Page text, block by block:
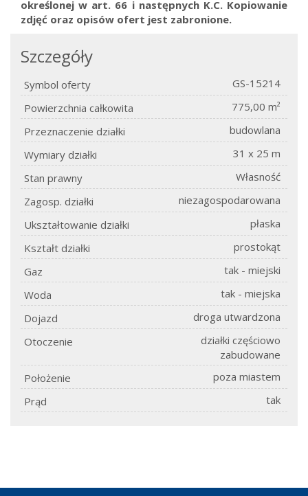
określonej w art. 66 i następnych K.C. Kopiowanie
zdjęć oraz opisów ofert jest zabronione.
Szczegóły
Symbol oferty
GS-15214
Powierzchnia całkowita
775,00 m²
Przeznaczenie działki
budowlana
Wymiary działki
31 x 25 m
Stan prawny
Własność
Zagosp. działki
niezagospodarowana
Ukształtowanie działki
płaska
Kształt działki
prostokąt
Gaz
tak - miejski
Woda
tak - miejska
Dojazd
droga utwardzona
Otoczenie
działki częściowo
zabudowane
Położenie
poza miastem
Prąd
tak